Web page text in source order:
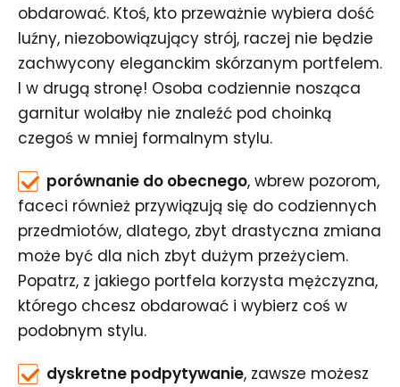
obdarować. Ktoś, kto przeważnie wybiera dość
luźny, niezobowiązujący strój, raczej nie będzie
zachwycony eleganckim skórzanym portfelem.
I w drugą stronę! Osoba codziennie nosząca
garnitur wolałby nie znaleźć pod choinką
czegoś w mniej formalnym stylu.
porównanie do obecnego, wbrew pozorom,
faceci również przywiązują się do codziennych
przedmiotów, dlatego, zbyt drastyczna zmiana
może być dla nich zbyt dużym przeżyciem.
Popatrz, z jakiego portfela korzysta mężczyzna,
którego chcesz obdarować i wybierz coś w
podobnym stylu.
dyskretne podpytywanie, zawsze możesz